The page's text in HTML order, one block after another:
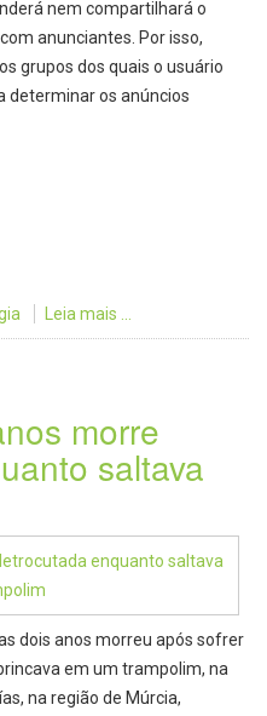
nem compartilhará o
anunciantes. Por isso,
grupos dos quais o usuário
determinar os anúncios
Leia mais ...
morre
saltava
dois anos morreu após sofrer
em um trampolim, na
na região de Múrcia,